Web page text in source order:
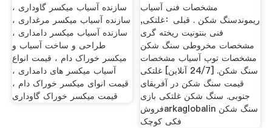
سازنده آسیاب میکسر گاوداری ،
سازنده آسیاب میکسر مرغداری ،
سازنده آسیاب میکسر دامداری ،
طراحی و ساخت آسیاب و
میکسر خوراک دام ، قیمت انواع
آسیاب میکسر های دامداری ،
قیمت انوای میکسر خوراک دام ،
قیمت میکسر خوراک گاوداری
مشخصات فنی آسیاب
ریموندسنگ شکن . قبلی：غلتکی,
فنی بنتونیت ریخته گری
مشخصات مخروطی سنگ شکن
مشخصات توپ آسیاب مشخصات
سنگ شکن. [24/7 آنلاین] غلتکی
قیمت سنگ شکن در آفریقای
جنوبی. سنگ شکن غلتکی بازی
فروشarkaglobalin سنگ شکن
فکی کوچک